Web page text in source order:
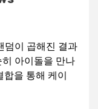
덤이 곱해진 결과
아이돌을 만나
합을 통해 케이